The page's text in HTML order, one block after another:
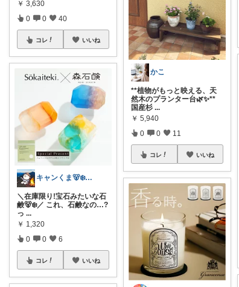
￥ 3,630
0 0 40
コレ いいね
キャンくま🐻‍❄️ママのラク暮らし
＼在庫限り!宝石みたいな石
鹸🐻‍❄️／ これ、石鹸なの…?
っ ...
￥ 1,320
0 0 6
コレ いいね
かこ
**植物がもっと映える、天
然木のプランター台🌿✨**
国産杉 ...
￥ 5,940
0 0 11
コレ いいね